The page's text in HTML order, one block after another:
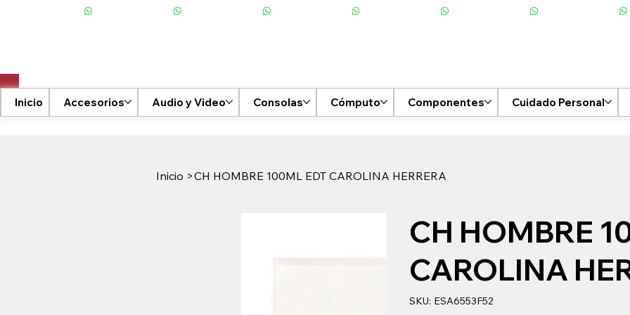
Inicio Accesorios Audio y Video Consolas Cómputo Componentes Cuidado Personal
Inicio >CH HOMBRE 100ML EDT CAROLINA HERRERA
CH HOMBRE
CAROLINA
SKU: SKU
ESA6553F52
ESA6553F52